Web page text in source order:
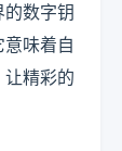
数字钥
味着自
精彩的